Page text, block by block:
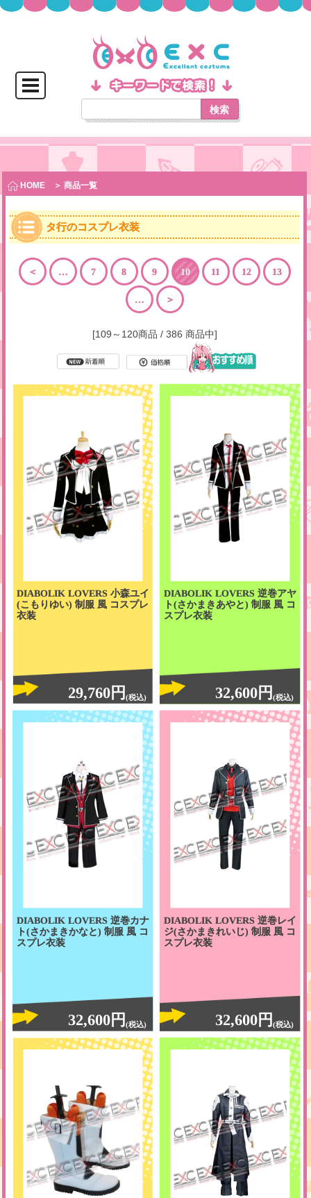
検索
HOME ＞ 商品一覧
タ行のコスプレ衣装
＜ … 7 8 9 10 11 12 13
… ＞
[109～120商品 / 386 商品中]
DIABOLIK LOVERS 小森ユイ
(こもりゆい) 制服 風 コスプレ
衣装
29,760円(税込)
DIABOLIK LOVERS 逆巻アヤ
ト(さかまきあやと) 制服 風 コ
スプレ衣装
32,600円(税込)
DIABOLIK LOVERS 逆巻カナ
ト(さかまきかなと) 制服 風 コ
スプレ衣装
32,600円(税込)
DIABOLIK LOVERS 逆巻レイ
ジ(さかまきれいじ) 制服 風 コ
スプレ衣装
32,600円(税込)